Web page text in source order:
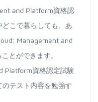
and Platform資格認
こで暮らしても、あ
Management and
とができます。
Platform資格認定試験
テスト内容を勉強す